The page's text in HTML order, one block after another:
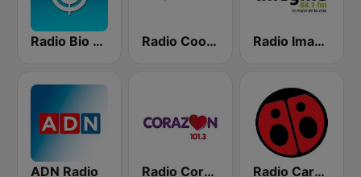
Radio Bio Bio Santiago Radio Cooperativa Radio Imagina
ADN Radio Radio Corazón FM Radio Carolina